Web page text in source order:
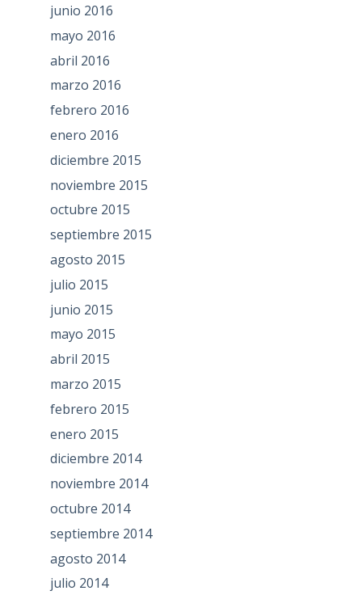
junio 2016
mayo 2016
abril 2016
marzo 2016
febrero 2016
enero 2016
diciembre 2015
noviembre 2015
octubre 2015
septiembre 2015
agosto 2015
julio 2015
junio 2015
mayo 2015
abril 2015
marzo 2015
febrero 2015
enero 2015
diciembre 2014
noviembre 2014
octubre 2014
septiembre 2014
agosto 2014
julio 2014